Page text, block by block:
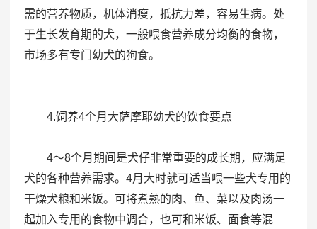
需的营养物质，机体消瘦，抵抗力差，容易生病。处
于生长发育期的犬，一般喂食营养成分均衡的食物，
市场多有专门幼犬的狗食。
4.饲养4个月大萨摩耶幼犬的饮食要点
4～8个月期间是犬仔非常重要的成长期，应满足
犬的各种营养需求。4月大时就可适当喂一些犬专用的
干燥犬粮和米饭。可将煮熟的肉、鱼、菜以及肉汤一
起加入专用的食物中调合，也可和米饭、面食等混